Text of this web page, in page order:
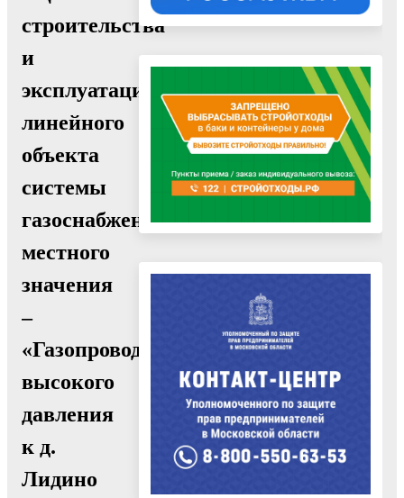
строительства
и
эксплуатации
линейного
объекта
системы
газоснабжения
местного
значения
–
«Газопровод
высокого
давления
к д.
Лидино